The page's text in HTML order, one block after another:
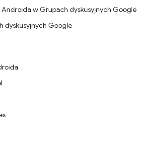
Androida w Grupach dyskusyjnych Google
dyskusyjnych Google